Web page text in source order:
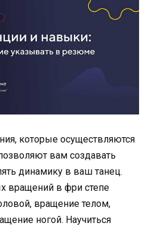
которые осуществляются
вам создавать
динамику в ваш танец.
вращений в фри степе
вращение телом,
ногой. Научиться